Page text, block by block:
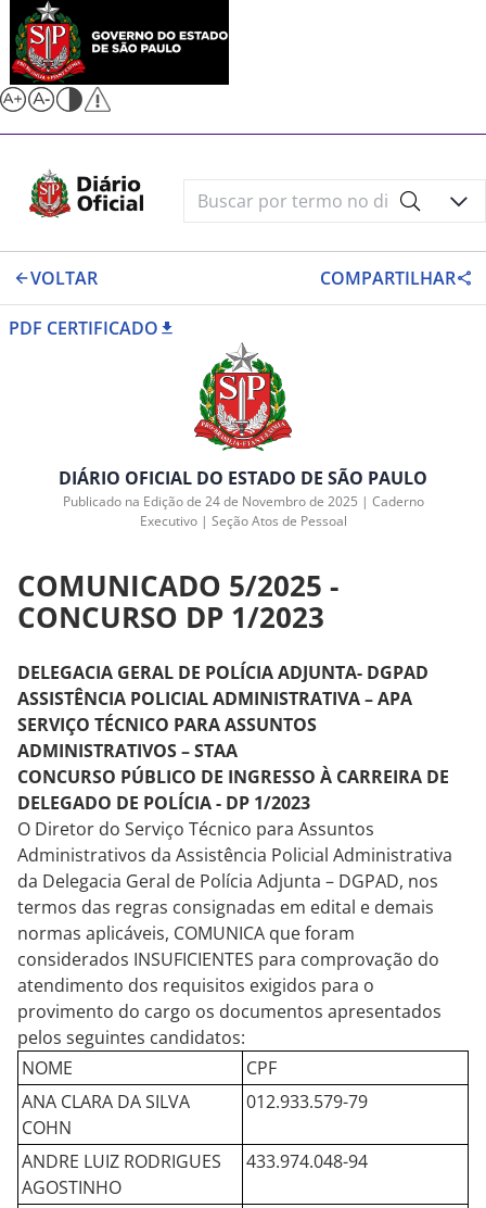
VOLTAR COMPARTILHAR
PDF CERTIFICADO
DIÁRIO OFICIAL DO ESTADO DE SÃO PAULO
Publicado na Edição de 24 de Novembro de 2025 | Caderno
Executivo | Seção Atos de Pessoal
COMUNICADO 5/2025 -
CONCURSO DP 1/2023
DELEGACIA GERAL DE POLÍCIA ADJUNTA- DGPAD
ASSISTÊNCIA POLICIAL ADMINISTRATIVA – APA
SERVIÇO TÉCNICO PARA ASSUNTOS
ADMINISTRATIVOS – STAA
CONCURSO PÚBLICO DE INGRESSO À CARREIRA DE
DELEGADO DE POLÍCIA - DP 1/2023
O Diretor do Serviço Técnico para Assuntos
Administrativos da Assistência Policial Administrativa
da Delegacia Geral de Polícia Adjunta – DGPAD, nos
termos das regras consignadas em edital e demais
normas aplicáveis, COMUNICA que foram
considerados INSUFICIENTES para comprovação do
atendimento dos requisitos exigidos para o
provimento do cargo os documentos apresentados
pelos seguintes candidatos:
NOME
CPF
ANA CLARA DA SILVA
COHN
012.933.579-79
ANDRE LUIZ RODRIGUES
AGOSTINHO
433.974.048-94